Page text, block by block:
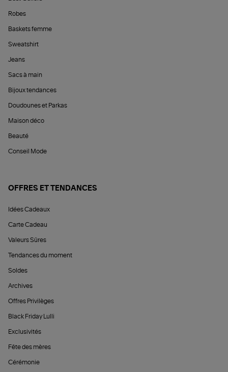
Robes
Baskets femme
Sweatshirt
Jeans
Sacs à main
Bijoux tendances
Doudounes et Parkas
Maison déco
Beauté
Conseil Mode
OFFRES ET TENDANCES
Idées Cadeaux
Carte Cadeau
Valeurs Sûres
Tendances du moment
Soldes
Archives
Offres Privilèges
Black Friday Lulli
Exclusivités
Fête des mères
Cérémonie